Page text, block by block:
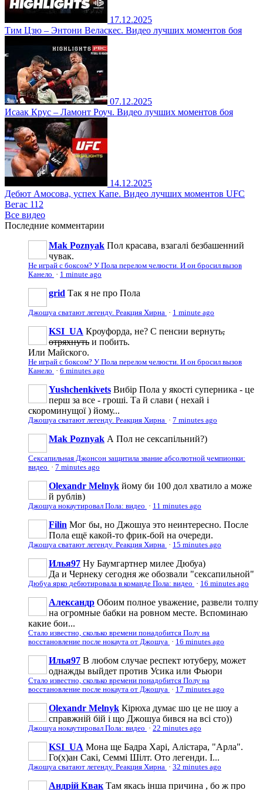
17.12.2025
Тим Цзю – Энтони Веласкес. Видео лучших моментов боя
07.12.2025
Исаак Крус – Ламонт Роуч. Видео лучших моментов боя
14.12.2025
Дебют Амосова, успех Капе. Видео лучших моментов UFC
Вегас 112
Все видео
Последние комментарии
Mak Poznyak Пол красава, взагалі безбашенний
чувак.
Не играй с боксом? У Пола перелом челюсти. И он бросил вызов
Канело · 1 minute ago
grid Так я не про Пола
Джошуа сватают легенду. Реакция Хирна · 1 minute ago
KSI_UA Кроуфорда, не? С пенсии вернуть,
отряхнуть и побить.
Или Майского.
Не играй с боксом? У Пола перелом челюсти. И он бросил вызов
Канело · 6 minutes ago
Yushchenkivets Вибір Пола у якості суперника - це
перш за все - гроші. Та й слави ( нехай і
скороминущої ) йому...
Джошуа сватают легенду. Реакция Хирна · 7 minutes ago
Mak Poznyak А Пол не сексапільний?)
Сексапильная Джонсон защитила звание абсолютной чемпионки:
видео · 7 minutes ago
Olexandr Melnyk йому би 100 дол хватило а може
й рублів)
Джошуа нокаутировал Пола: видео · 11 minutes ago
Filin Мог бы, но Джошуа это неинтересно. После
Пола ещё какой-то фрик-бой на очереди.
Джошуа сватают легенду. Реакция Хирна · 15 minutes ago
Илья97 Ну Баумгартнер милее Дюбуа)
Да и Чернеку сегодня же обозвали "сексапильной"
Дюбуа ярко дебютировала в команде Пола: видео · 16 minutes ago
Александр Обоим полное уважение, развели толпу
на огромные бабки на ровном месте. Вспоминаю
какие бои...
Стало известно, сколько времени понадобится Полу на
восстановление после нокаута от Джошуа · 16 minutes ago
Илья97 В любом случае респект ютуберу, может
однажды выйдет против Усика или Фьюри
Стало известно, сколько времени понадобится Полу на
восстановление после нокаута от Джошуа · 17 minutes ago
Olexandr Melnyk Кірюха думає шо це не шоу а
справжній бій і що Джошуа бився на всі сто))
Джошуа нокаутировал Пола: видео · 22 minutes ago
KSI_UA Мона ще Бадра Харі, Алістара, "Арла".
Го(х)ан Сакі, Семмі Шілт. Ото легенди. І...
Джошуа сватают легенду. Реакция Хирна · 32 minutes ago
Андрій Квак Там якась інша причина , бо ж про